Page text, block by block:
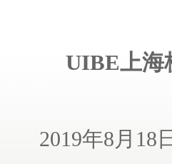
UIBE上海
2019年8月18